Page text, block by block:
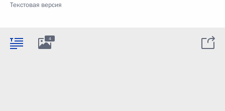
Текстовая версия
4